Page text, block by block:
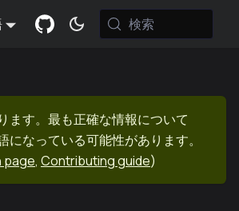
検索
ます。最も正確な情報について
なっている可能性があります。
page, Contributing guide)